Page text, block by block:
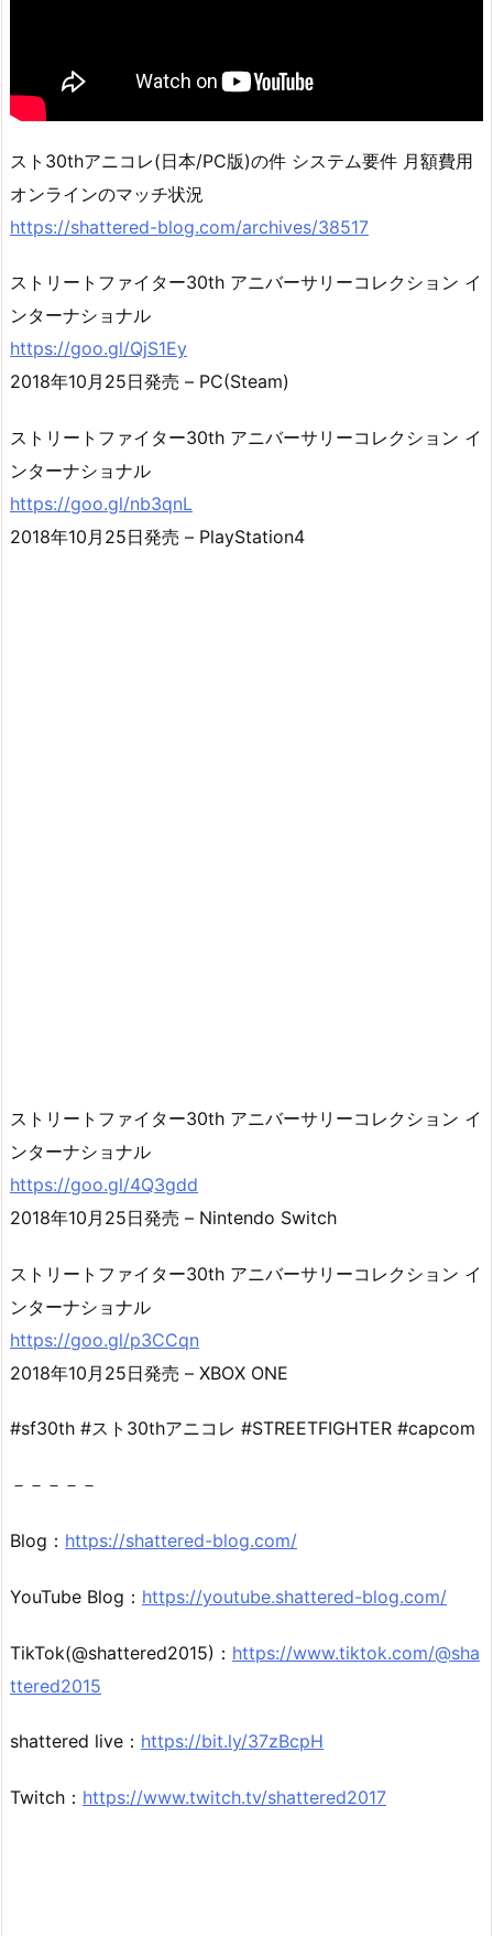
スト30thアニコレ(日本/PC版)の件 システム要件 月額費用
オンラインのマッチ状況
https://shattered-blog.com/archives/38517
ストリートファイター30th アニバーサリーコレクション イ
ンターナショナル
https://goo.gl/QjS1Ey
2018年10月25日発売 – PC(Steam)
ストリートファイター30th アニバーサリーコレクション イ
ンターナショナル
https://goo.gl/nb3qnL
2018年10月25日発売 – PlayStation4
ストリートファイター30th アニバーサリーコレクション イ
ンターナショナル
https://goo.gl/4Q3gdd
2018年10月25日発売 – Nintendo Switch
ストリートファイター30th アニバーサリーコレクション イ
ンターナショナル
https://goo.gl/p3CCqn
2018年10月25日発売 – XBOX ONE
#sf30th #スト30thアニコレ #STREETFIGHTER #capcom
－－－－－
Blog： https://shattered-blog.com/
YouTube Blog： https://youtube.shattered-blog.com/
TikTok(@shattered2015)： https://www.tiktok.com/@sha
ttered2015
shattered live： https://bit.ly/37zBcpH
Twitch： https://www.twitch.tv/shattered2017